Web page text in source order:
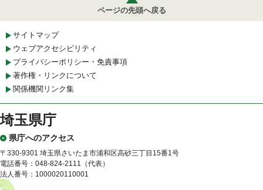
ページの先頭へ戻る
サイトマップ
ウェブアクセシビリティ
プライバシーポリシー・免責事項
著作権・リンクについて
関係機関リンク集
埼玉県庁
県庁へのアクセス
〒330-9301 埼玉県さいたま市浦和区高砂三丁目15番1号
電話番号：048-824-2111（代表）
法人番号：1000020110001